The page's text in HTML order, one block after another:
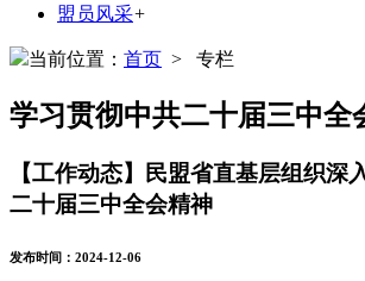
盟员风采+
当前位置： 首页 > 专栏
学习贯彻中共二十届三中全
【工作动态】民盟省直基层组织深
二十届三中全会精神
发布时间：2024-12-06